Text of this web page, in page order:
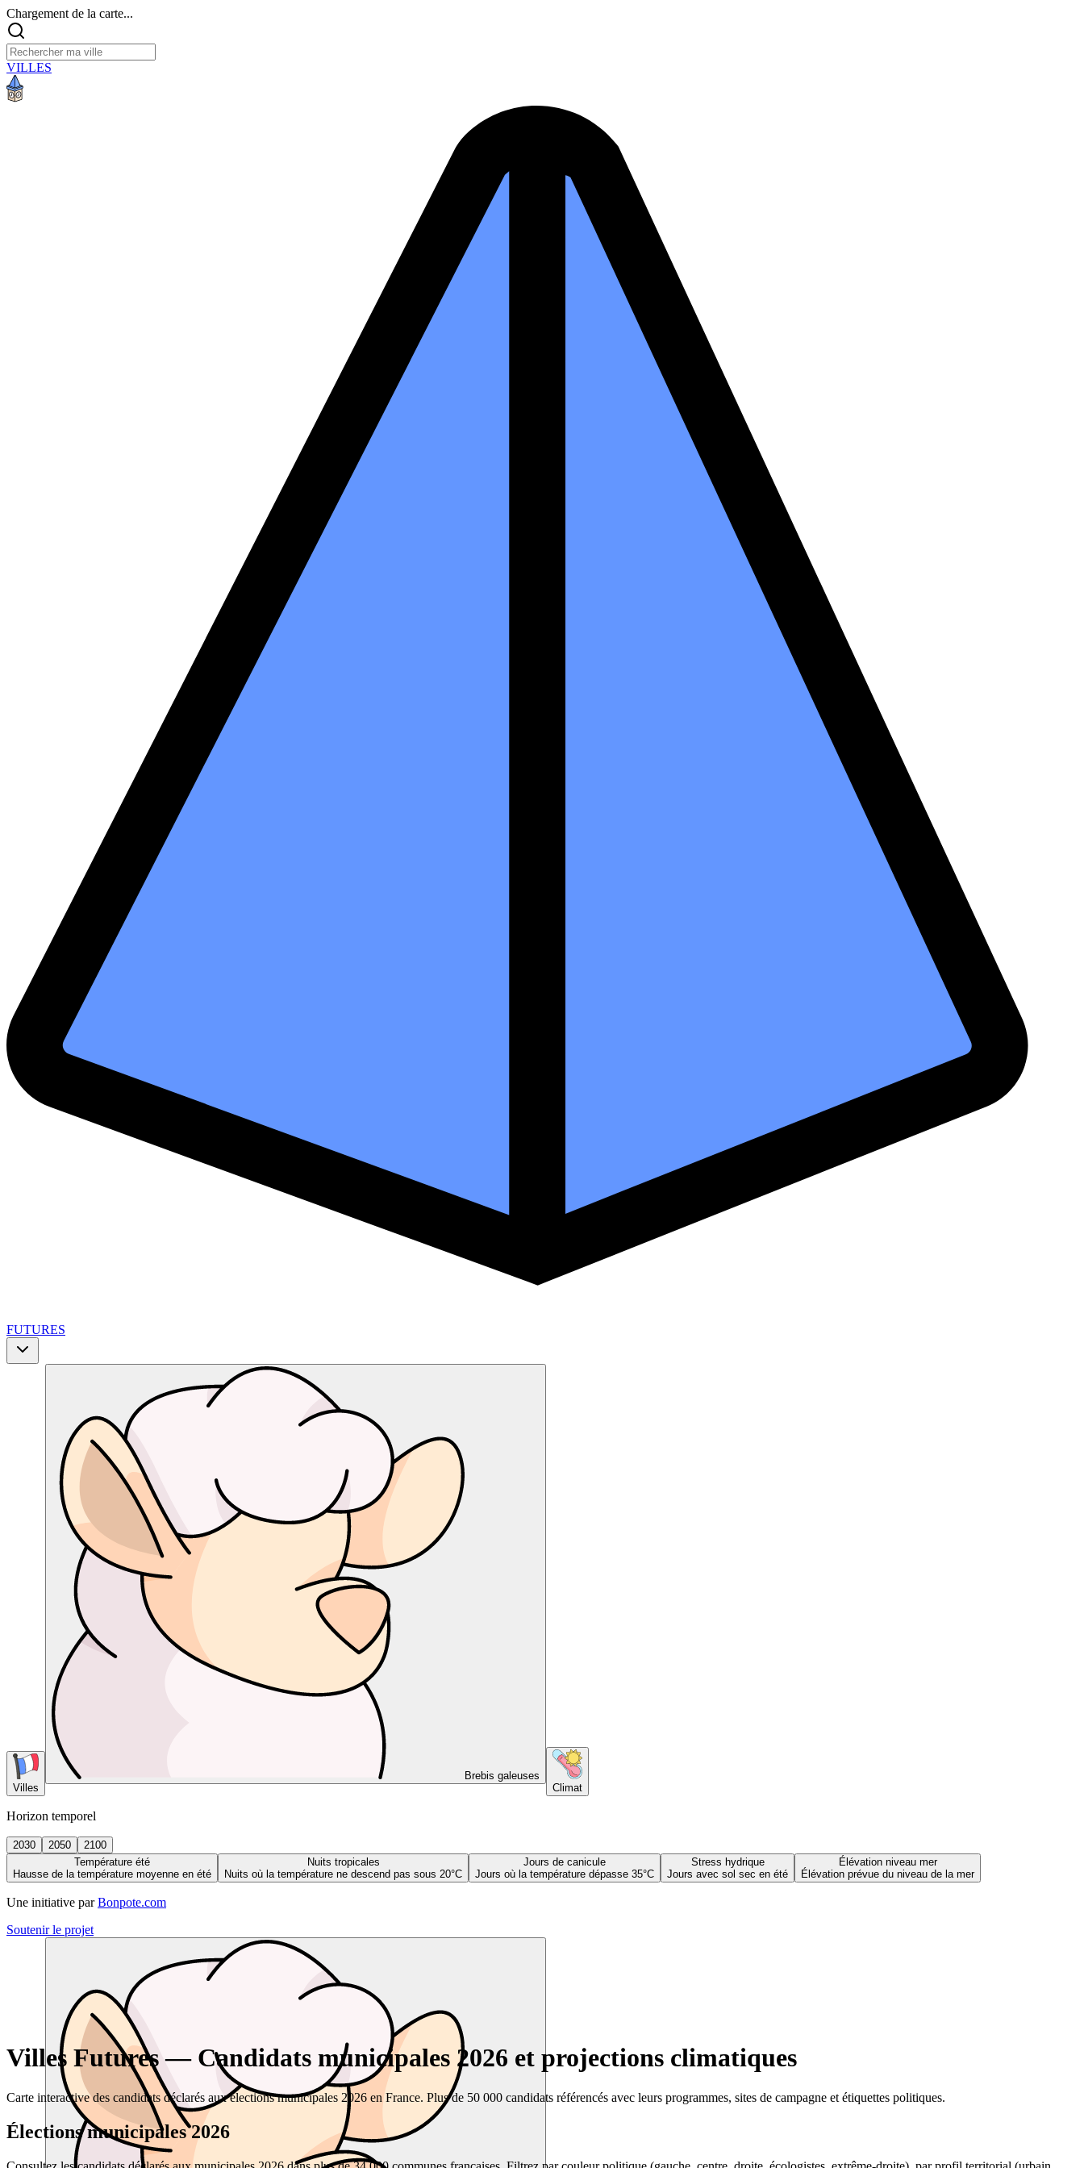
Chargement de la carte...
VILLES
FUTURES
Villes
Brebis galeuses
Climat
Horizon temporel
2030 2050
2100
Température été
Hausse de la température moyenne en été
Nuits tropicales
Nuits où la température ne descend pas sous 20°C
Jours de canicule
Jours où la température dépasse 35°C
Stress hydrique
Jours avec sol sec en été
Élévation niveau mer
Élévation prévue du niveau de la mer
Une initiative par Bonpote.com
Soutenir le projet
Villes Futures — Candidats municipales 2026 et projections climatiques
Carte interactive des candidats déclarés aux élections municipales 2026 en France. Plus de 50 000 candidats référencés avec leurs programmes, sites de campagne et étiquettes politiques.
Élections municipales 2026